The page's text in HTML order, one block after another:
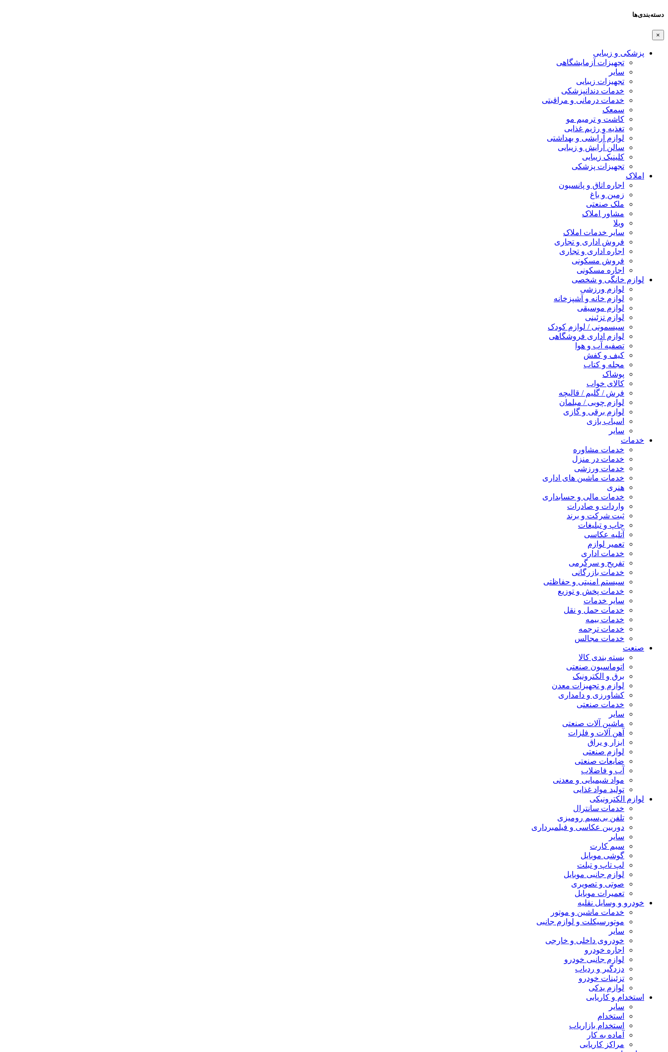
دسته‌بندی‌ها
×
پزشکی و زیبایی
تجهیزات آزمایشگاهی
سایر
تجهیزات زیبایی
خدمات دندانپزشکی
خدمات درمانی و مراقبتی
سمعک
کاشت و ترمیم مو
تغذیه و رژیم غذایی
لوازم آرایشی و بهداشتی
سالن آرایش و زیبایی
کلینیک زیبایی
تجهیزات پزشکی
املاک
اجاره اتاق و پانسیون
زمین و باغ
ملک صنعتی
مشاور املاک
ویلا
سایر خدمات املاک
فروش اداری و تجاری
اجاره اداری و تجاری
فروش مسکونی
اجاره مسکونی
لوازم خانگی و شخصی
لوازم ورزشی
لوازم خانه و آشپزخانه
لوازم موسیقی
لوازم تزئینی
سیسمونی / لوازم کودک
لوازم اداری فروشگاهی
تصفیه آب و هوا
کیف و کفش
مجله و کتاب
پوشاک
کالای خواب
فرش / گلیم / قالیچه
لوازم چوبی / مبلمان
لوازم برقی و گازی
اسباب بازی
سایر
خدمات
خدمات مشاوره
خدمات در منزل
خدمات ورزشی
خدمات ماشین های اداری
هنری
خدمات مالی و حسابداری
واردات و صادرات
ثبت شرکت و برند
چاپ و تبلیغات
آتلیه عکاسی
تعمیر لوازم
خدمات اداری
تفریح و سرگرمی
خدمات بازرگانی
سیستم امنیتی و حفاظتی
خدمات پخش و توزیع
سایر خدمات
خدمات حمل و نقل
خدمات بیمه
خدمات ترجمه
خدمات مجالس
صنعت
بسته بندی کالا
اتوماسیون صنعتی
برق و الکترونیک
لوازم و تجهیزات معدن
کشاورزی و دامداری
خدمات صنعتی
سایر
ماشین آلات صنعتی
آهن آلات و فلزات
ابزار و یراق
لوازم صنعتی
ضایعات صنعتی
آب و فاضلاب
مواد شیمیایی و معدنی
تولید مواد غذایی
لوازم الکترونیکی
خدمات سانترال
تلفن بی‌سیم رومیزی
دوربین عکاسی و فیلمبرداری
سایر
سیم کارت
گوشی موبایل
لپ تاپ و تبلت
لوازم جانبی موبایل
صوتی و تصویری
تعمیرات موبایل
خودرو و وسایل نقلیه
خدمات ماشین و موتور
موتورسیکلت و لوازم جانبی
سایر
خودروی داخلی و خارجی
اجاره خودرو
لوازم جانبی خودرو
دزدگیر و ردیاب
تزئینات خودرو
لوازم یدکی
استخدام و کاریابی
سایر
استخدام
استخدام بازاریاب
آماده به کار
مراکز کاریابی